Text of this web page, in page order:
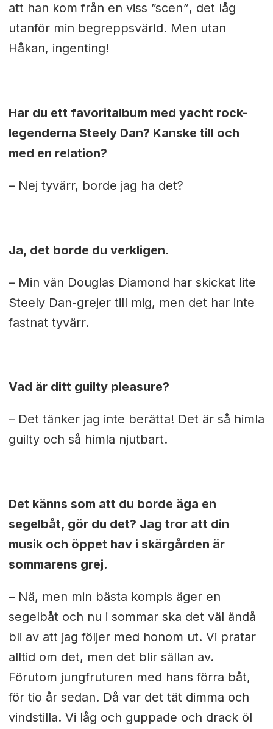
att han kom från en viss ”scen”, det låg
utanför min begreppsvärld. Men utan
Håkan, ingenting!
Har du ett favoritalbum med yacht rock-
legenderna Steely Dan? Kanske till och
med en relation?
– Nej tyvärr, borde jag ha det?
Ja, det borde du verkligen.
– Min vän Douglas Diamond har skickat lite
Steely Dan-grejer till mig, men det har inte
fastnat tyvärr.
Vad är ditt guilty pleasure?
– Det tänker jag inte berätta! Det är så himla
guilty och så himla njutbart.
Det känns som att du borde äga en
segelbåt, gör du det? Jag tror att din
musik och öppet hav i skärgården är
sommarens grej.
– Nä, men min bästa kompis äger en
segelbåt och nu i sommar ska det väl ändå
bli av att jag följer med honom ut. Vi pratar
alltid om det, men det blir sällan av.
Förutom jungfruturen med hans förra båt,
för tio år sedan. Då var det tät dimma och
vindstilla. Vi låg och guppade och drack öl